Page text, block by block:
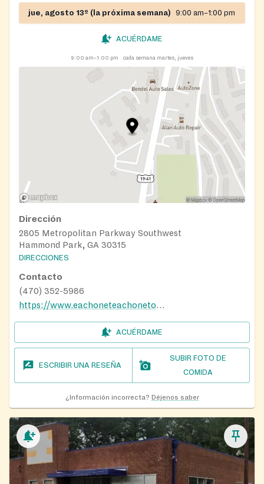
jue, agosto 13º (la próxima semana) 9:00 am–1:00 pm
ACUÉRDAME
9:00 am–1:00 pm cada semana martes, jueves
Dirección
2805 Metropolitan Parkway Southwest
Hammond Park, GA 30315
DIRECCIONES
Contacto
(470) 352-5986
https://www.eachoneteachonetogether.org/
ACUÉRDAME
ESCRIBIR UNA RESEÑA
SUBIR FOTO DE
COMIDA
¿Información incorrecta? Déjenos saber